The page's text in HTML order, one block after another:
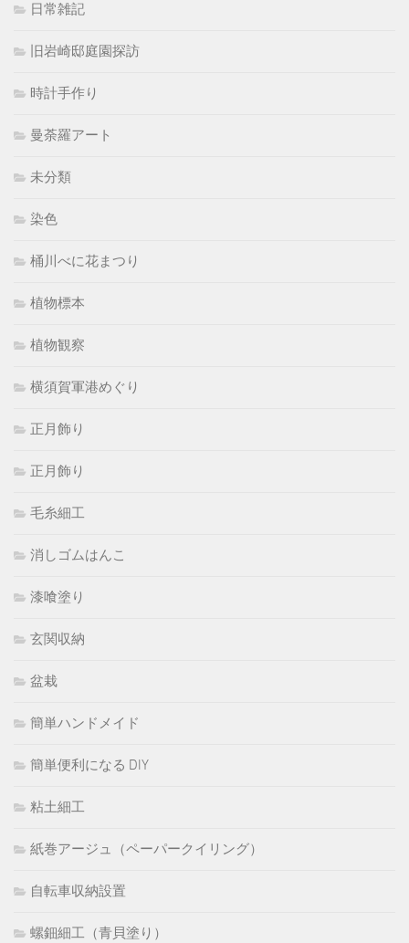
日常雑記
旧岩崎邸庭園探訪
時計手作り
曼荼羅アート
未分類
染色
桶川べに花まつり
植物標本
植物観察
横須賀軍港めぐり
正月飾り
正月飾り
毛糸細工
消しゴムはんこ
漆喰塗り
玄関収納
盆栽
簡単ハンドメイド
簡単便利になる DIY
粘土細工
紙巻アージュ（ペーパークイリング）
自転車収納設置
螺鈿細工（青貝塗り）